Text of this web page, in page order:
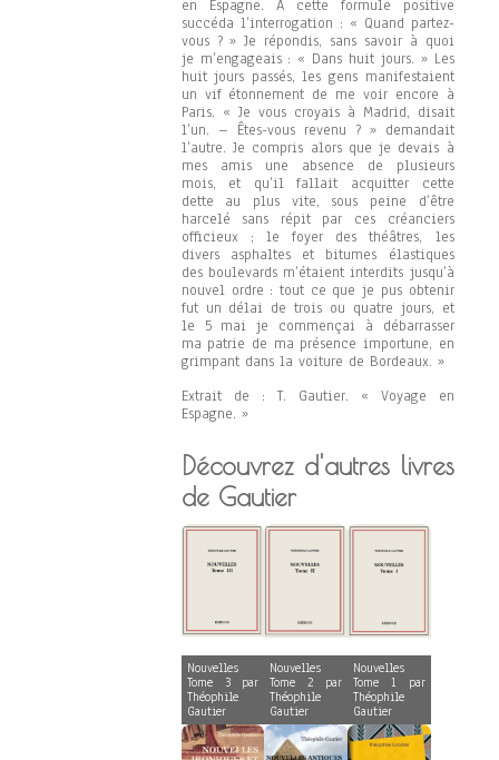
en Espagne. À cette formule positive
succéda l’interrogation : « Quand partez-
vous ? » Je répondis, sans savoir à quoi
je m’engageais : « Dans huit jours. » Les
huit jours passés, les gens manifestaient
un vif étonnement de me voir encore à
Paris. « Je vous croyais à Madrid, disait
l’un. – Êtes-vous revenu ? » demandait
l’autre. Je compris alors que je devais à
mes amis une absence de plusieurs
mois, et qu’il fallait acquitter cette
dette au plus vite, sous peine d’être
harcelé sans répit par ces créanciers
officieux ; le foyer des théâtres, les
divers asphaltes et bitumes élastiques
des boulevards m’étaient interdits jusqu’à
nouvel ordre : tout ce que je pus obtenir
fut un délai de trois ou quatre jours, et
le 5 mai je commençai à débarrasser
ma patrie de ma présence importune, en
grimpant dans la voiture de Bordeaux. »
Extrait de : T. Gautier. « Voyage en
Espagne. »
Découvrez d'autres livres
de Gautier
Nouvelles
Tome 3 par
Théophile
Gautier
Nouvelles
Tome 2 par
Théophile
Gautier
Nouvelles
Tome 1 par
Théophile
Gautier